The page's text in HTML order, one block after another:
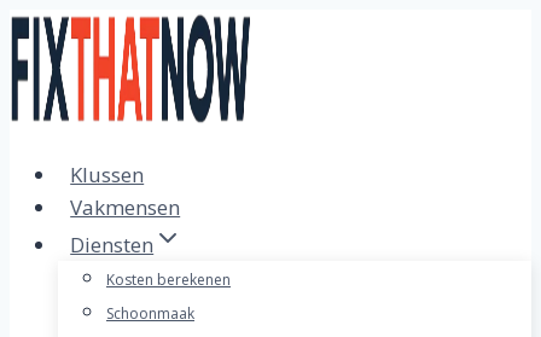
Doorgaan
naar
inhoud
Klussen
Vakmensen
Diensten
Kosten berekenen
Schoonmaak